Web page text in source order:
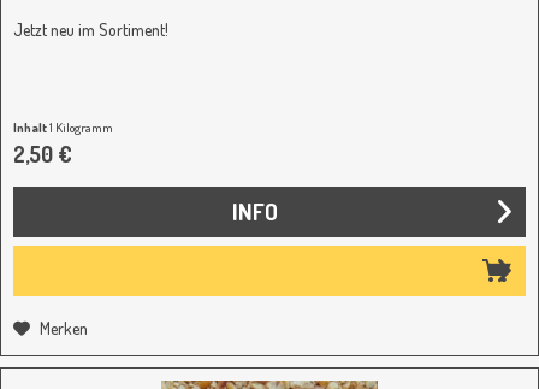
Jetzt neu im Sortiment!
Inhalt1 Kilogramm
2,50 €
INFO
Merken